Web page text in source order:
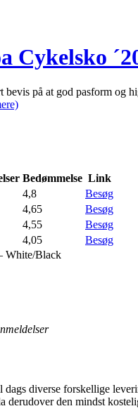
Cykelsko
på at god pasform og
Bedømmelse Link
4,8
Besøg
4,65
Besøg
4,55
Besøg
4,05
Besøg
White/Black
diverse forskellige
derudover den mindst